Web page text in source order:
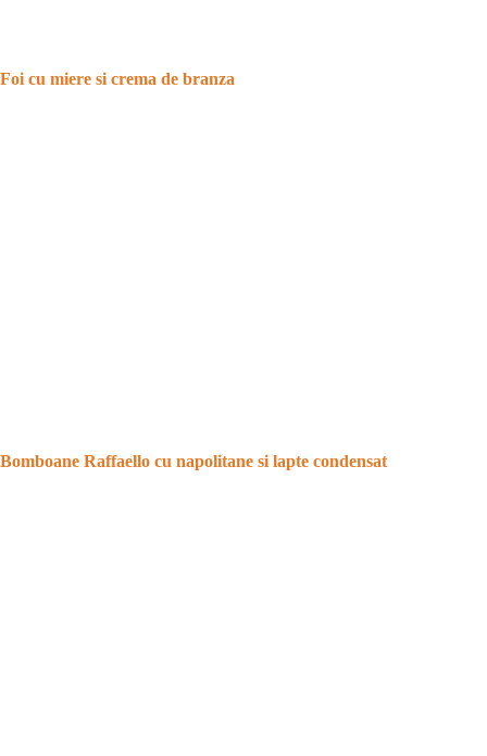
Foi cu miere si crema de branza
Bomboane Raffaello cu napolitane si lapte condensat